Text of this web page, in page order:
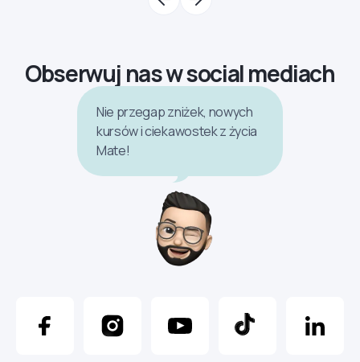
Obserwuj nas w social mediach
Nie przegap zniżek, nowych
kursów i ciekawostek z życia
Mate!